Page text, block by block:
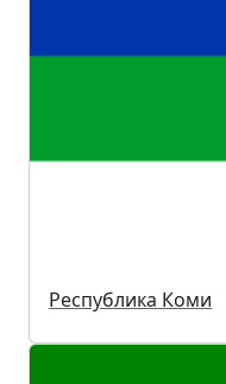
Республика Коми